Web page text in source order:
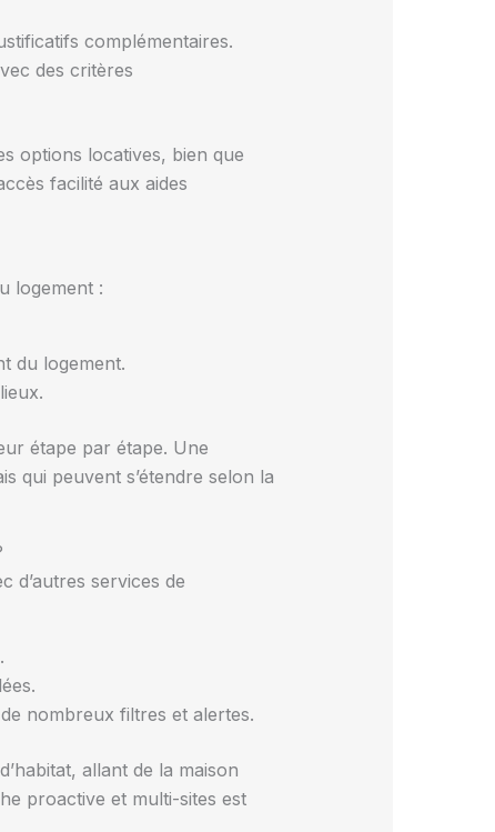
complémentaires.
des critères
options locatives, bien que
facilité aux aides
logement :
du logement.
étape par étape. Une
qui peuvent s’étendre selon la
d’autres services de
nombreux filtres et alertes.
allant de la maison
proactive et multi-sites est